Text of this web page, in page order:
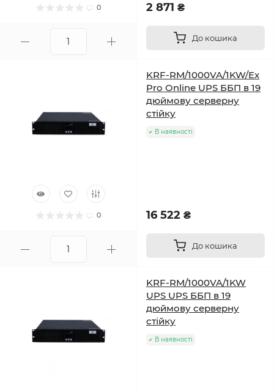
0 2 871 ₴
До кошика
0
KRF-RM/1000VA/1KW/Ex
Pro Online UPS ББП в 19
дюймову серверну
стійку
В наявності
16 522 ₴
До кошика
KRF-RM/1000VA/1KW
UPS UPS ББП в 19
дюймову серверну
стійку
В наявності